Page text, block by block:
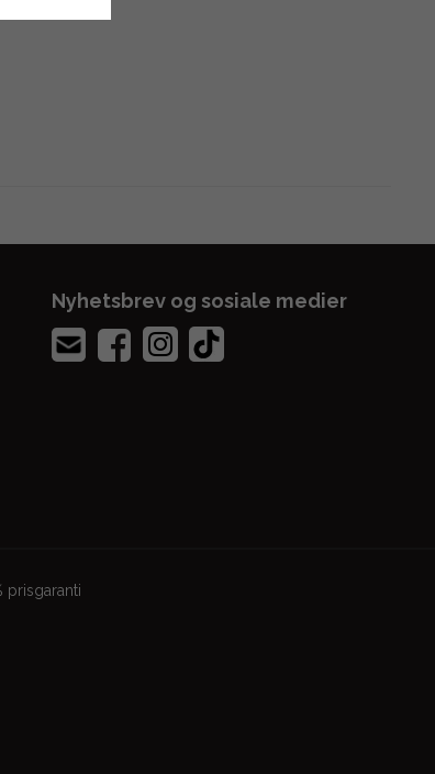
Nyhetsbrev og sosiale medier
prisgaranti